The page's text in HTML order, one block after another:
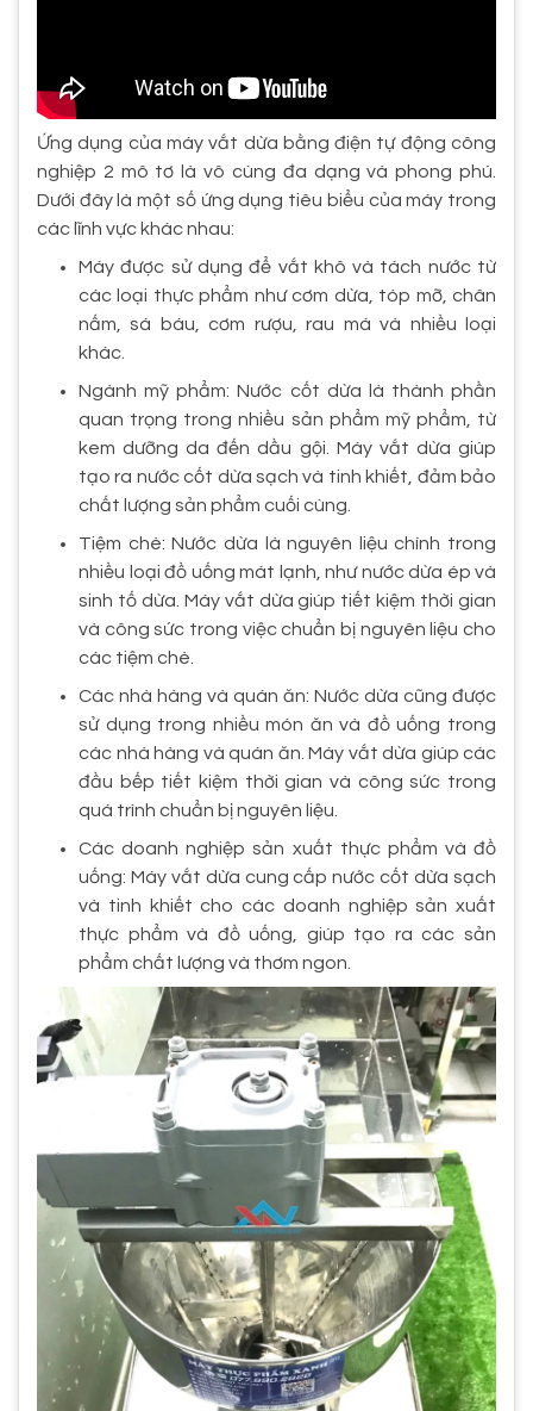
Ứng dụng của máy vắt dừa bằng điện tự động công
nghiệp 2 mô tơ là vô cùng đa dạng và phong phú.
Dưới đây là một số ứng dụng tiêu biểu của máy trong
các lĩnh vực khác nhau:
Máy được sử dụng để vắt khô và tách nước từ
các loại thực phẩm như cơm dừa, tóp mỡ, chân
nấm, sá báu, cơm rượu, rau má và nhiều loại
khác.
Ngành mỹ phẩm: Nước cốt dừa là thành phần
quan trọng trong nhiều sản phẩm mỹ phẩm, từ
kem dưỡng da đến dầu gội. Máy vắt dừa giúp
tạo ra nước cốt dừa sạch và tinh khiết, đảm bảo
chất lượng sản phẩm cuối cùng.
Tiệm chè: Nước dừa là nguyên liệu chính trong
nhiều loại đồ uống mát lạnh, như nước dừa ép và
sinh tố dừa. Máy vắt dừa giúp tiết kiệm thời gian
và công sức trong việc chuẩn bị nguyên liệu cho
các tiệm chè.
Các nhà hàng và quán ăn: Nước dừa cũng được
sử dụng trong nhiều món ăn và đồ uống trong
các nhà hàng và quán ăn. Máy vắt dừa giúp các
đầu bếp tiết kiệm thời gian và công sức trong
quá trình chuẩn bị nguyên liệu.
Các doanh nghiệp sản xuất thực phẩm và đồ
uống: Máy vắt dừa cung cấp nước cốt dừa sạch
và tinh khiết cho các doanh nghiệp sản xuất
thực phẩm và đồ uống, giúp tạo ra các sản
phẩm chất lượng và thơm ngon.